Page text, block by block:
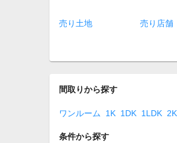
売り土地 売り店舗
間取りから探す
ワンルーム 1K 1DK 1LDK 2K
条件から探す